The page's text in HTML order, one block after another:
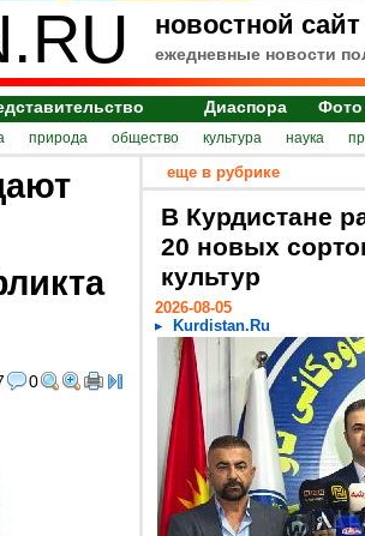
новостной
ежедневные новости
Диаспора Фото
природа общество культура наука
0
еще в рубрике
В Курдистане
20 новых
культур
2026-08-05
Kurdistan.Ru